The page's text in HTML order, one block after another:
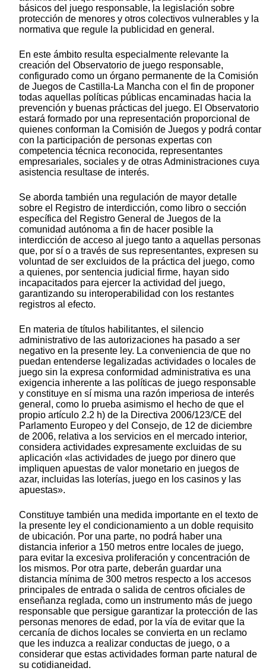
básicos del juego responsable, la legislación sobre
protección de menores y otros colectivos vulnerables y la
normativa que regule la publicidad en general.
En este ámbito resulta especialmente relevante la
creación del Observatorio de juego responsable,
configurado como un órgano permanente de la Comisión
de Juegos de Castilla-La Mancha con el fin de proponer
todas aquellas políticas públicas encaminadas hacia la
prevención y buenas prácticas del juego. El Observatorio
estará formado por una representación proporcional de
quienes conforman la Comisión de Juegos y podrá contar
con la participación de personas expertas con
competencia técnica reconocida, representantes
empresariales, sociales y de otras Administraciones cuya
asistencia resultase de interés.
Se aborda también una regulación de mayor detalle
sobre el Registro de interdicción, como libro o sección
específica del Registro General de Juegos de la
comunidad autónoma a fin de hacer posible la
interdicción de acceso al juego tanto a aquellas personas
que, por sí o a través de sus representantes, expresen su
voluntad de ser excluidos de la práctica del juego, como
a quienes, por sentencia judicial firme, hayan sido
incapacitados para ejercer la actividad del juego,
garantizando su interoperabilidad con los restantes
registros al efecto.
En materia de títulos habilitantes, el silencio
administrativo de las autorizaciones ha pasado a ser
negativo en la presente ley. La conveniencia de que no
puedan entenderse legalizadas actividades o locales de
juego sin la expresa conformidad administrativa es una
exigencia inherente a las políticas de juego responsable
y constituye en sí misma una razón imperiosa de interés
general, como lo prueba asimismo el hecho de que el
propio artículo 2.2 h) de la Directiva 2006/123/CE del
Parlamento Europeo y del Consejo, de 12 de diciembre
de 2006, relativa a los servicios en el mercado interior,
considera actividades expresamente excluidas de su
aplicación «las actividades de juego por dinero que
impliquen apuestas de valor monetario en juegos de
azar, incluidas las loterías, juego en los casinos y las
apuestas».
Constituye también una medida importante en el texto de
la presente ley el condicionamiento a un doble requisito
de ubicación. Por una parte, no podrá haber una
distancia inferior a 150 metros entre locales de juego,
para evitar la excesiva proliferación y concentración de
los mismos. Por otra parte, deberán guardar una
distancia mínima de 300 metros respecto a los accesos
principales de entrada o salida de centros oficiales de
enseñanza reglada, como un instrumento más de juego
responsable que persigue garantizar la protección de las
personas menores de edad, por la vía de evitar que la
cercanía de dichos locales se convierta en un reclamo
que les induzca a realizar conductas de juego, o a
considerar que estas actividades forman parte natural de
su cotidianeidad.